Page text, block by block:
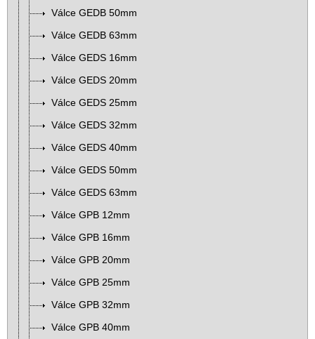
Válce GEDB 50mm
Válce GEDB 63mm
Válce GEDS 16mm
Válce GEDS 20mm
Válce GEDS 25mm
Válce GEDS 32mm
Válce GEDS 40mm
Válce GEDS 50mm
Válce GEDS 63mm
Válce GPB 12mm
Válce GPB 16mm
Válce GPB 20mm
Válce GPB 25mm
Válce GPB 32mm
Válce GPB 40mm